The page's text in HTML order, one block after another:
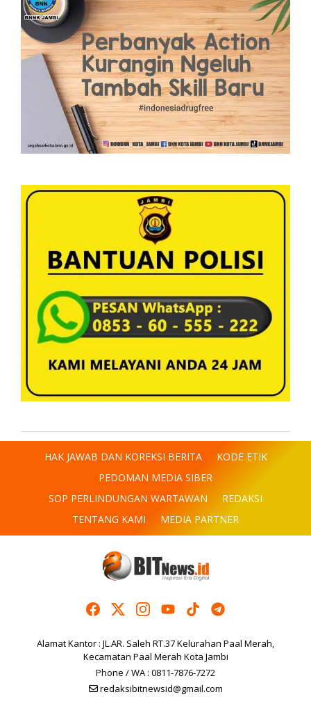
HAK JAWAB DAN KOREKSI BERITA
KODE ETIK
PEDOMAN MEDIA SIBER
SOP PERLINDUNGAN WARTAWAN
REDAKSI
TENTANG KAMI
MEDIA PARTNER
Alamat Kantor : JL.AR. Saleh RT.37 Kelurahan Paal Merah,
Kecamatan Paal Merah Kota Jambi
Phone / WA : 0811-7876-7272
redaksibitnewsid@gmail.com